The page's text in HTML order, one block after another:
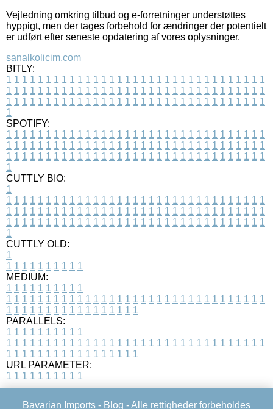
Vejledning omkring tilbud og e-forretninger understøttes
hyppigt, men der tages forbehold for ændringer der potentielt
er udført efter seneste opdatering af vores oplysninger.
sanalkolicim.com
BITLY:
1 1 1 1 1 1 1 1 1 1 1 1 1 1 1 1 1 1 1 1 1 1 1 1 1 1 1 1 1 1 1 1 1
1 1 1 1 1 1 1 1 1 1 1 1 1 1 1 1 1 1 1 1 1 1 1 1 1 1 1 1 1 1 1 1 1
1 1 1 1 1 1 1 1 1 1 1 1 1 1 1 1 1 1 1 1 1 1 1 1 1 1 1 1 1 1 1 1 1
1
SPOTIFY:
1 1 1 1 1 1 1 1 1 1 1 1 1 1 1 1 1 1 1 1 1 1 1 1 1 1 1 1 1 1 1 1 1
1 1 1 1 1 1 1 1 1 1 1 1 1 1 1 1 1 1 1 1 1 1 1 1 1 1 1 1 1 1 1 1 1
1 1 1 1 1 1 1 1 1 1 1 1 1 1 1 1 1 1 1 1 1 1 1 1 1 1 1 1 1 1 1 1 1
1
CUTTLY BIO:
1
1 1 1 1 1 1 1 1 1 1 1 1 1 1 1 1 1 1 1 1 1 1 1 1 1 1 1 1 1 1 1 1 1
1 1 1 1 1 1 1 1 1 1 1 1 1 1 1 1 1 1 1 1 1 1 1 1 1 1 1 1 1 1 1 1 1
1 1 1 1 1 1 1 1 1 1 1 1 1 1 1 1 1 1 1 1 1 1 1 1 1 1 1 1 1 1 1 1 1
1
CUTTLY OLD:
1
1 1 1 1 1 1 1 1 1 1
MEDIUM:
1 1 1 1 1 1 1 1 1 1
1 1 1 1 1 1 1 1 1 1 1 1 1 1 1 1 1 1 1 1 1 1 1 1 1 1 1 1 1 1 1 1 1
1 1 1 1 1 1 1 1 1 1 1 1 1 1 1 1 1
PARALLELS:
1 1 1 1 1 1 1 1 1 1
1 1 1 1 1 1 1 1 1 1 1 1 1 1 1 1 1 1 1 1 1 1 1 1 1 1 1 1 1 1 1 1 1
1 1 1 1 1 1 1 1 1 1 1 1 1 1 1 1 1
URL PARAMETER:
1 1 1 1 1 1 1 1 1 1
Bavarian Imports - Blog - Alle rettigheder forbeholdes